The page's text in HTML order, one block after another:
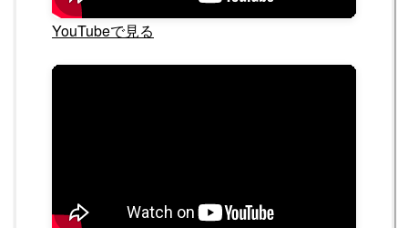
YouTubeで見る